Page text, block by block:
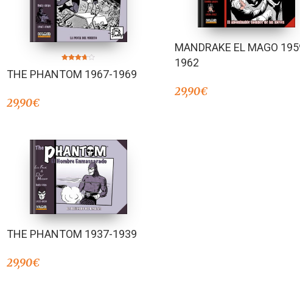
en
3.67
THE PHANTOM 1967-1969
29,90€
MANDRAKE EL MAGO
1962
29,90€
THE PHANTOM 1937-1939
29,90€